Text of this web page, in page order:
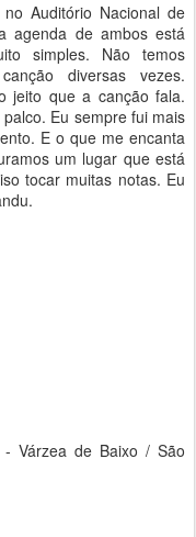
Auditório Nacional de
agenda de ambos está
simples. Não temos
diversas vezes.
jeito que a canção fala.
Eu sempre fui mais
E o que me encanta
um lugar que está
tocar muitas notas. Eu
- Várzea de Baixo / São